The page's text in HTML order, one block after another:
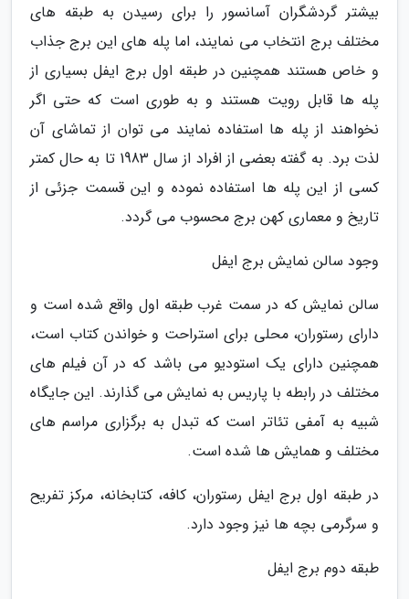
بیشتر گردشگران آسانسور را برای رسیدن به طبقه های
مختلف برج انتخاب می نمایند، اما پله های این برج جذاب
و خاص هستند همچنین در طبقه اول برج ایفل بسیاری از
پله ها قابل رویت هستند و به طوری است که حتی اگر
نخواهند از پله ها استفاده نمایند می توان از تماشای آن
لذت برد. به گفته بعضی از افراد از سال 1983 تا به حال کمتر
کسی از این پله ها استفاده نموده و این قسمت جزئی از
تاریخ و معماری کهن برج محسوب می گردد.
وجود سالن نمایش برج ایفل
سالن نمایش که در سمت غرب طبقه اول واقع شده است و
دارای رستوران، محلی برای استراحت و خواندن کتاب است،
همچنین دارای یک استودیو می باشد که در آن فیلم های
مختلف در رابطه با پاریس به نمایش می گذارند. این جایگاه
شبیه به آمفی تئاتر است که تبدل به برگزاری مراسم های
مختلف و همایش ها شده است.
در طبقه اول برج ایفل رستوران، کافه، کتابخانه، مرکز تفریح
و سرگرمی بچه ها نیز وجود دارد.
طبقه دوم برج ایفل